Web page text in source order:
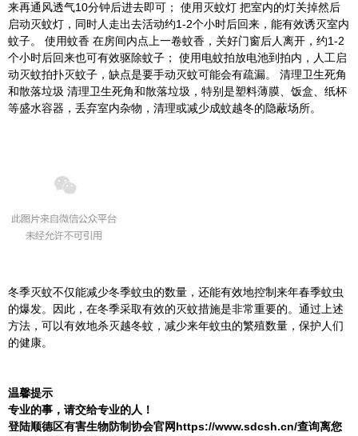
来再通风透气10分钟后进去即可； 使用灭蚊灯 把室内的灯关掉然后
启动灭蚊灯，同时人走出去活动约1-2个小时后回来，能有效诱灭室内
蚊子。 使用蚊香 在房间内点上一卷蚊香，关好门窗后人离开，约1-2
个小时后回来也可有效驱除蚊子； 使用电蚊拍放电池到拍内，人工启
动灭蚊拍扑灭蚊子，缺点是要手动灭蚊可能会有疏漏。 清理卫生死角
和散落垃圾 清理卫生死角和散落垃圾，特别是塑料薄膜、饭盒、纸杯
等盛水容器，丢弃室内杂物，清理或减少成蚊越冬的隐蔽场所。
冬季灭蚊不仅能减少冬季蚊虫的数量，还能有效地控制来年春季蚊虫
的爆发。因此，在冬季采取有效的灭蚊措施是非常重要的。通过上述
方法，可以有效地杀灭越冬蚊，减少来年蚊虫的繁殖数量，保护人们
的健康。
温馨提示
专业的事，请交给专业的人！
登陆顺德区有害生物防制协会官网https://www.sdcsh.cn/查询离您